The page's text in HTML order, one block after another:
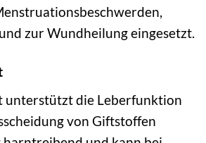
zur Wundheilung eingesetzt.
unterstützt die Leberfunktion
von Giftstoffen